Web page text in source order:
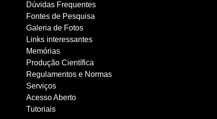
Dúvidas Frequentes
Fontes de Pesquisa
Galeria de Fotos
Links interessantes
Memórias
Produção Científica
Regulamentos e Normas
Serviços
Acesso Aberto
Tutoriais